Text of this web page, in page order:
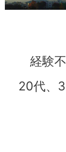
経験
20代、